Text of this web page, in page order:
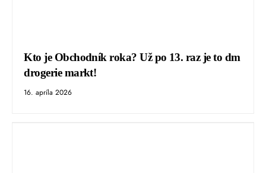
Kto je Obchodník roka? Už po 13. raz je to dm
drogerie markt!
16. apríla 2026